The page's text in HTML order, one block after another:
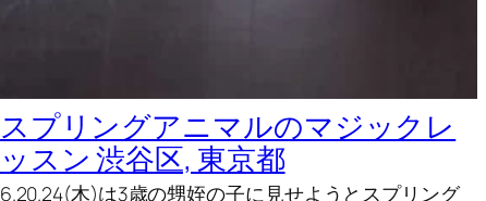
スプリングアニマルのマジックレ
ッスン 渋谷区, 東京都
6.20.24(木)は3歳の甥姪の子に見せようとスプリング